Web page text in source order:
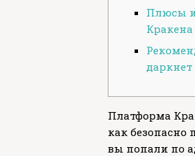
Плюсы
Кракена
даркнет
Платформа
как безопасно
вы попали по